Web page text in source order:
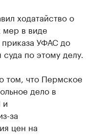
ходатайство о
мер в виде
приказа УФАС до
по этому делу.
том, что Пермское
дело в
и
за
цен на